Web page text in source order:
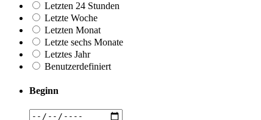
Letzten 24 Stunden
Letzte Woche
Letzten Monat
Letzte sechs Monate
Letztes Jahr
Benutzerdefiniert
Beginn